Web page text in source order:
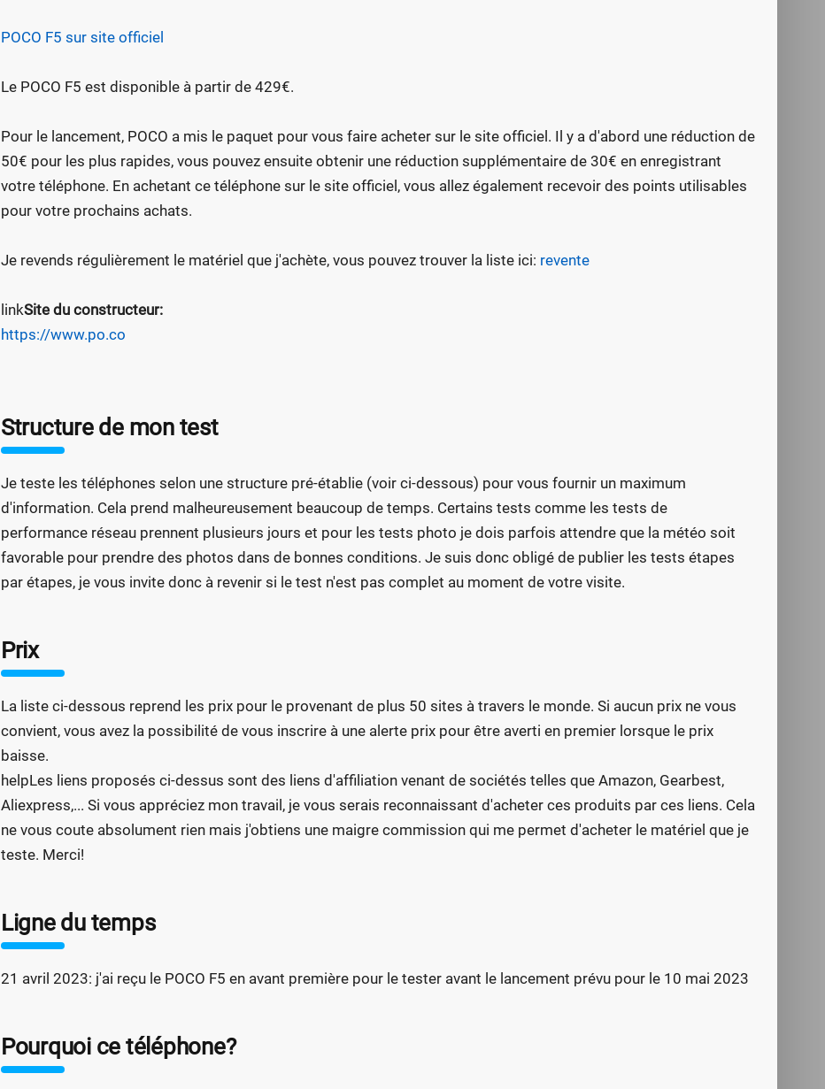
POCO F5 sur site officiel
Le POCO F5 est disponible à partir de 429€.
Pour le lancement, POCO a mis le paquet pour vous faire acheter sur le site officiel. Il y a d'abord une réduction de
50€ pour les plus rapides, vous pouvez ensuite obtenir une réduction supplémentaire de 30€ en enregistrant
votre téléphone. En achetant ce téléphone sur le site officiel, vous allez également recevoir des points utilisables
pour votre prochains achats.
Je revends régulièrement le matériel que j'achète, vous pouvez trouver la liste ici: revente
linkSite du constructeur:
https://www.po.co
Structure de mon test
Je teste les téléphones selon une structure pré-établie (voir ci-dessous) pour vous fournir un maximum
d'information. Cela prend malheureusement beaucoup de temps. Certains tests comme les tests de
performance réseau prennent plusieurs jours et pour les tests photo je dois parfois attendre que la météo soit
favorable pour prendre des photos dans de bonnes conditions. Je suis donc obligé de publier les tests étapes
par étapes, je vous invite donc à revenir si le test n'est pas complet au moment de votre visite.
Prix
La liste ci-dessous reprend les prix pour le provenant de plus 50 sites à travers le monde. Si aucun prix ne vous
convient, vous avez la possibilité de vous inscrire à une alerte prix pour être averti en premier lorsque le prix
baisse.
helpLes liens proposés ci-dessus sont des liens d'affiliation venant de sociétés telles que Amazon, Gearbest,
Aliexpress,... Si vous appréciez mon travail, je vous serais reconnaissant d'acheter ces produits par ces liens. Cela
ne vous coute absolument rien mais j'obtiens une maigre commission qui me permet d'acheter le matériel que je
teste. Merci!
Ligne du temps
21 avril 2023: j'ai reçu le POCO F5 en avant première pour le tester avant le lancement prévu pour le 10 mai 2023
Pourquoi ce téléphone?